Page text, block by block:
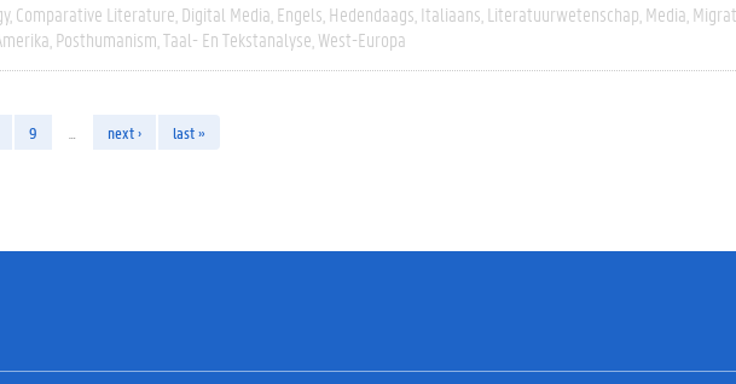
Comparative Literature Digital Media Engels Hedendaags Italiaans Literatuurwetenschap Media
Posthumanism Taal- En Tekstanalyse West-Europa
9 next › last »